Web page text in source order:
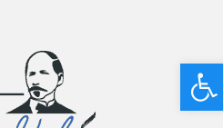
Deschide bara de unelte